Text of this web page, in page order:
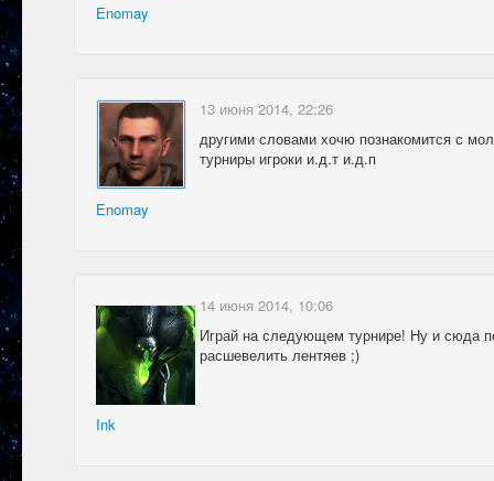
Enomay
Enomay
13 июня 2014, 22:26
другими словами хочю познакомится с
турниры игроки и.д.т и.д.п
Ink
14 июня 2014, 10:06
Играй на следующем турнире! Ну и сюда
расшевелить лентяев ;)